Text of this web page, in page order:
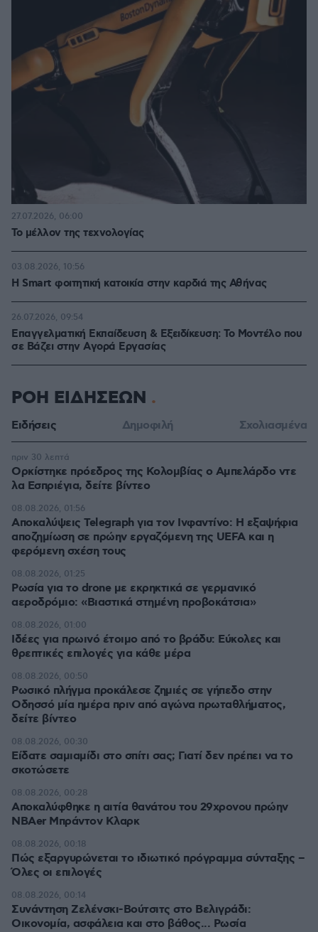
Το μέλλον της τεχνολογίας
27.07.2026, 06:00
Η Smart φοιτητική κατοικία στην καρδιά της Αθήνας
03.08.2026, 10:56
Επαγγελματική Εκπαίδευση & Εξειδίκευση: Το Mοντέλο που
σε Bάζει στην Aγορά Eργασίας
26.07.2026, 09:54
ΡΟΗ ΕΙΔΗΣΕΩΝ
Ειδήσεις Δημοφιλή Σχολιασμένα
Ορκίστηκε πρόεδρος της Κολομβίας ο Αμπελάρδο ντε
λα Εσπριέγια, δείτε βίντεο
πριν 30 λεπτά
Αποκαλύψεις Telegraph για τον Ινφαντίνο: Η εξαψήφια
αποζημίωση σε πρώην εργαζόμενη της UEFA και η
φερόμενη σχέση τους
08.08.2026, 01:56
Ρωσία για το drone με εκρηκτικά σε γερμανικό
αεροδρόμιο: «Βιαστικά στημένη προβοκάτσια»
08.08.2026, 01:25
Ιδέες για πρωινό έτοιμο από το βράδυ: Εύκολες και
θρεπτικές επιλογές για κάθε μέρα
08.08.2026, 01:00
Ρωσικό πλήγμα προκάλεσε ζημιές σε γήπεδο στην
Οδησσό μία ημέρα πριν από αγώνα πρωταθλήματος,
δείτε βίντεο
08.08.2026, 00:50
Είδατε σαμιαμίδι στο σπίτι σας; Γιατί δεν πρέπει να το
σκοτώσετε
08.08.2026, 00:30
Αποκαλύφθηκε η αιτία θανάτου του 29χρονου πρώην
NBAer Μπράντον Κλαρκ
08.08.2026, 00:28
Πώς εξαργυρώνεται το ιδιωτικό πρόγραμμα σύνταξης –
Όλες οι επιλογές
08.08.2026, 00:18
Συνάντηση Ζελένσκι-Βούτσιτς στο Βελιγράδι:
Οικονομία, ασφάλεια και στο βάθος... Ρωσία
08.08.2026, 00:14